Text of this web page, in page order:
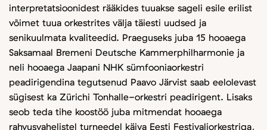
interpretatsioonidest rääkides tuuakse sageli esile erilist
võimet tuua orkestrites välja täiesti uudsed ja
senikuulmata kvaliteedid. Praeguseks juba 15 hooaega
Saksamaal Bremeni Deutsche Kammerphilharmonie ja
neli hooaega Jaapani NHK sümfooniaorkestri
peadirigendina tegutsenud Paavo Järvist saab eelolevast
sügisest ka Zürichi Tonhalle-orkestri peadirigent. Lisaks
seob teda tihe koostöö juba mitmendat hooaega
rahvusvahelistel turneedel käiva Eesti Festivaliorkestriga,